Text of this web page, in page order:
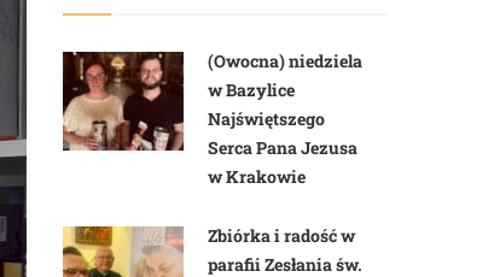
(Owocna) niedziela
w Bazylice
Najświętszego
Serca Pana Jezusa
w Krakowie
Zbiórka i radość w
parafii Zesłania św.